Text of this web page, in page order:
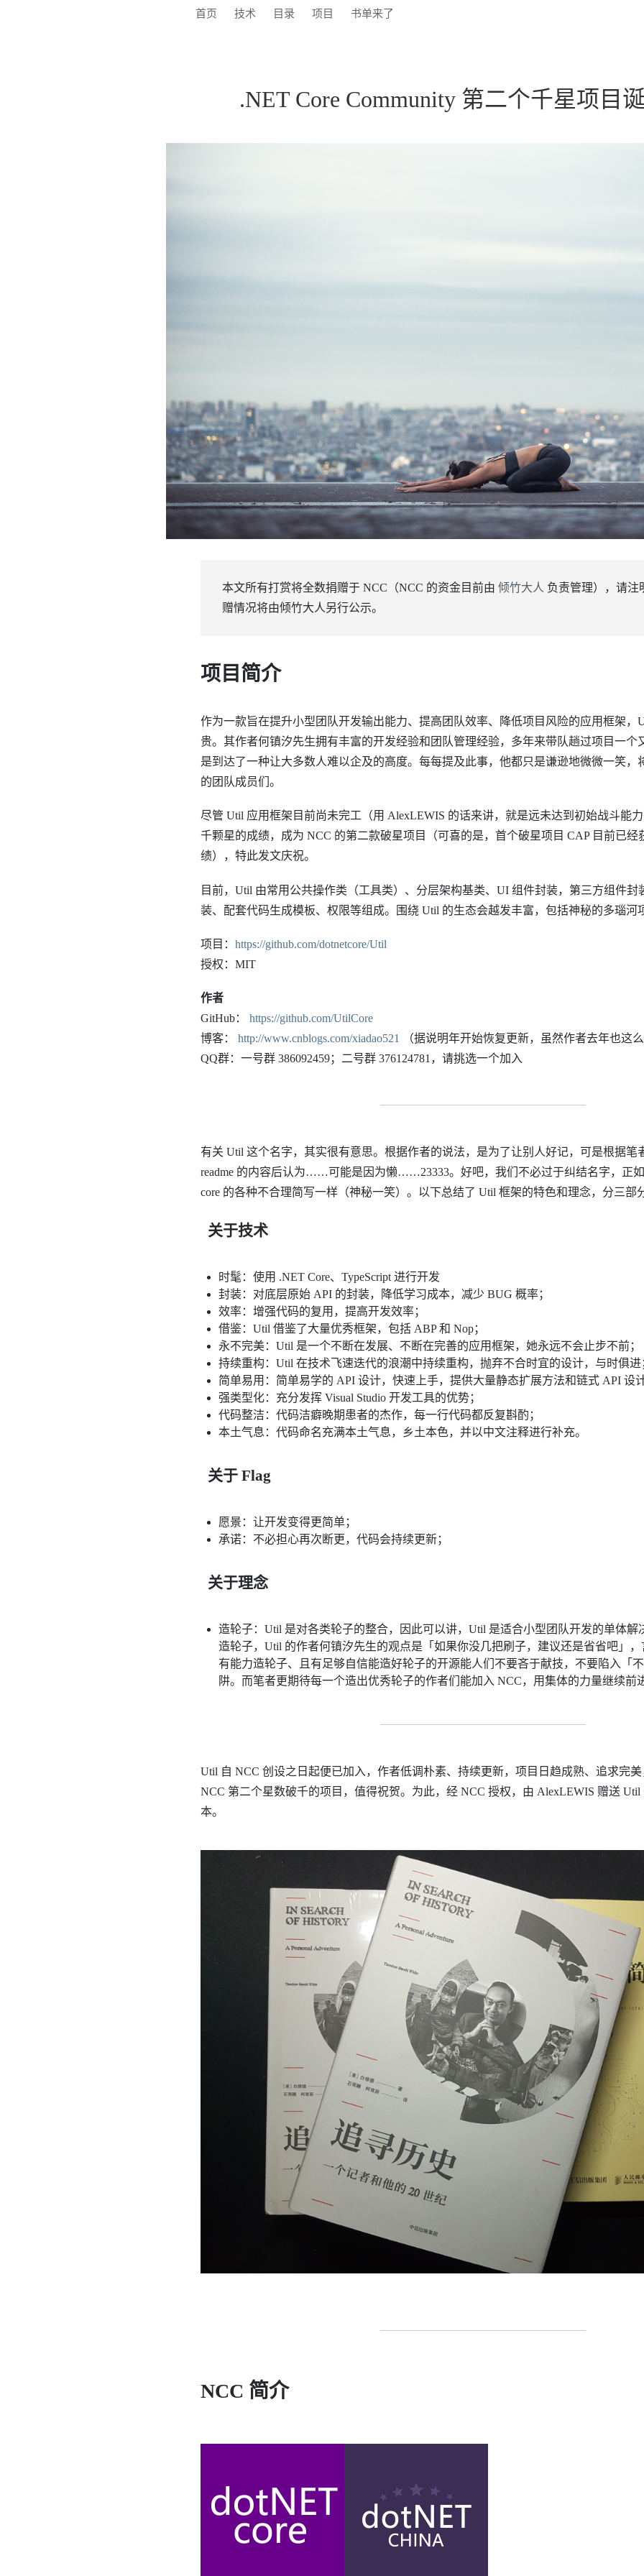
首页 技术 目录 项目 书单来了
.NET Core Community 第二个千星项目
本文所有打赏将全数捐赠于 NCC（NCC 的资金目前由倾竹大人 负责管理），请注
赠情况将由倾竹大人另行公示。
项目简介
作为一款旨在提升小型团队开发输出能力、提高团队效率、降低项目风险的应用框架，
贵。其作者何镇汐先生拥有丰富的开发经验和团队管理经验，多年来带队趟过项目一个
是到达了一种让大多数人难以企及的高度。每每提及此事，他都只是谦逊地微微一笑，
的团队成员们。
尽管 Util 应用框架目前尚未完工（用 AlexLEWIS 的话来讲，就是远未达到初始战斗能
千颗星的成绩，成为 NCC 的第二款破星项目（可喜的是，首个破星项目 CAP 目前已经
绩），特此发文庆祝。
目前，Util 由常用公共操作类（工具类）、分层架构基类、UI 组件封装，第三方组件封
装、配套代码生成模板、权限等组成。围绕 Util 的生态会越发丰富，包括神秘的多瑙河
项目：https://github.com/dotnetcore/Util
授权：MIT
作者
GitHub：https://github.com/UtilCore
博客：http://www.cnblogs.com/xiadao521
（据说明年开始恢复更新，虽然作者去年也这
QQ群：一号群 386092459；二号群 376124781，请挑选一个加入
有关 Util 这个名字，其实很有意思。根据作者的说法，是为了让别人好记，可是根据笔
readme 的内容后认为……可能是因为懒……23333。好吧，我们不必过于纠结名字，正
core 的各种不合理简写一样（神秘一笑）。以下总结了 Util 框架的特色和理念，分三部
关于技术
时髦：使用 .NET Core、TypeScript 进行开发
封装：对底层原始 API 的封装，降低学习成本，减少 BUG 概率；
效率：增强代码的复用，提高开发效率；
借鉴：Util 借鉴了大量优秀框架，包括 ABP 和 Nop；
永不完美：Util 是一个不断在发展、不断在完善的应用框架，她永远不会止步不前；
持续重构：Util 在技术飞速迭代的浪潮中持续重构，抛弃不合时宜的设计，与时俱进
简单易用：简单易学的 API 设计，快速上手，提供大量静态扩展方法和链式 API 设
强类型化：充分发挥 Visual Studio 开发工具的优势；
代码整洁：代码洁癖晚期患者的杰作，每一行代码都反复斟酌；
本土气息：代码命名充满本土气息，乡土本色，并以中文注释进行补充。
关于 Flag
愿景：让开发变得更简单；
承诺：不必担心再次断更，代码会持续更新；
关于理念
造轮子：Util 是对各类轮子的整合，因此可以讲，Util 是适合小型团队开发的单体解
造轮子，Util 的作者何镇汐先生的观点是「如果你没几把刷子，建议还是省省吧」
有能力造轮子、且有足够自信能造好轮子的开源能人们不要吝于献技，不要陷入「
阱。而笔者更期待每一个造出优秀轮子的作者们能加入 NCC，用集体的力量继续前
Util 自 NCC 创设之日起便已加入，作者低调朴素、持续更新，项目日趋成熟、追求完美
NCC 第二个星数破千的项目，值得祝贺。为此，经 NCC 授权，由 AlexLEWIS 赠送
本。
NCC 简介